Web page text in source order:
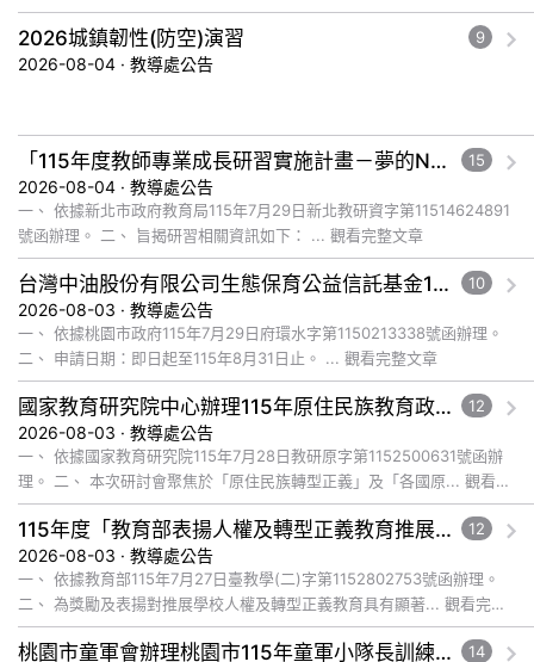
文章
2026城鎮韌性(防空)演習 9
2026-08-04 · 教導處公告
「115年度教師專業成長研習實施計畫－夢的N次方素養工作坊新北場」計畫 15
2026-08-04 · 教導處公告
一、 依據新北市政府教育局115年7月29日新北教研資字第11514624891
號函辦理。 二、 旨揭研習相關資訊如下： ... 觀看完整文章
台灣中油股份有限公司生態保育公益信託基金116年度補助計畫徵件須知 10
2026-08-03 · 教導處公告
一、 依據桃園市政府115年7月29日府環水字第1150213338號函辦理。
二、 申請日期：即日起至115年8月31日止。 ... 觀看完整文章
國家教育研究院中心辦理115年原住民族教育政策研討會「原住民族教育國際趨勢與發展」 12
2026-08-03 · 教導處公告
一、 依據國家教育研究院115年7月28日教研原字第1152500631號函辦
理。 二、 本次研討會聚焦於「原住民族轉型正義」及「各國原... 觀看完
整文章
115年度「教育部表揚人權及轉型正義教育推展貢獻獎」實施計畫 12
2026-08-03 · 教導處公告
一、 依據教育部115年7月27日臺教學(二)字第1152802753號函辦理。
二、 為獎勵及表揚對推展學校人權及轉型正義教育具有顯著... 觀看完整
文章
桃園市童軍會辦理桃園市115年童軍小隊長訓練營活動 14